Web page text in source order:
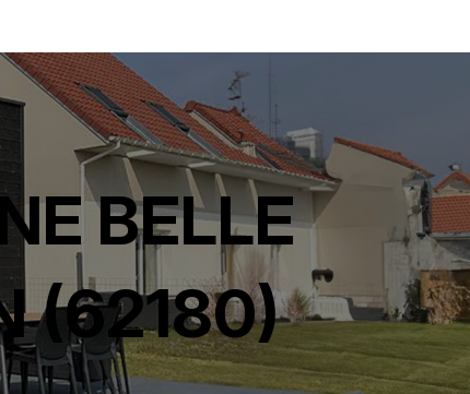
BELLE
(62180)